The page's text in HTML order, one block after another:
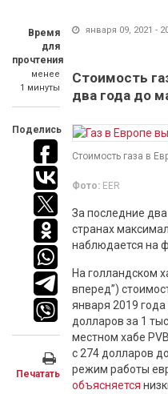
Время
для
прочтения
менее
1 минуты
Поделись
Печатать
января 09, 2021 -
Стоимость
два года до
Стоимость газа в
Фото: EER
За последние
странах
наблюдается на
На голландском
вперед”)
января 2019
долларов за 1
местном хабе
с 274 долларов
режим работы
объясняется